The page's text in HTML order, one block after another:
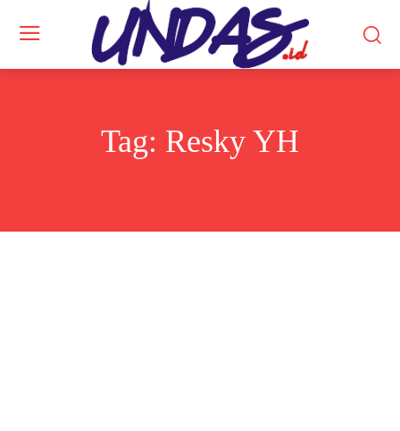
Tag: Resky YH